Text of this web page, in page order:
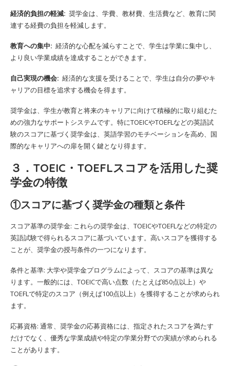
経済的負担の軽減: 奨学金は、学費、教材費、生活費など、教育に関
連する経費の負担を軽減します。
教育への集中: 経済的な心配を減らすことで、学生は学業に集中し、
より良い学業成績を達成することができます。
自己実現の機会: 経済的な支援を受けることで、学生は自分の夢やキ
ャリアの目標を追求する機会を得ます。
奨学金は、学生が教育と将来のキャリアに向けて積極的に取り組むた
めの強力なサポートシステムです。特にTOEICやTOEFLなどの英語試
験のスコアに基づく奨学金は、英語学習のモチベーションを高め、国
際的なキャリアへの扉を開く鍵となり得ます。
３．TOEIC・TOEFLスコアを活用した奨
学金の特徴
①スコアに基づく奨学金の種類と条件
スコア基準の奨学金: これらの奨学金は、TOEICやTOEFLなどの特定の
英語試験で得られるスコアに基づいています。高いスコアを獲得する
ことが、奨学金の授与条件の一つになります。
条件と基準: 大学や奨学金プログラムによって、スコアの基準は異な
ります。一般的には、TOEICで高い点数（たとえば850点以上）や
TOEFLで特定のスコア（例えば100点以上）を獲得することが求められ
ます。
応募資格: 通常、奨学金の応募資格には、指定されたスコアを満たす
だけでなく、優秀な学業成績や特定の学業分野での実績が求められる
ことがあります。